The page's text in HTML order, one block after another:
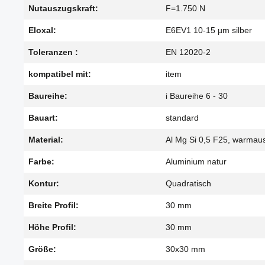
Nutauszugskraft: F=1.750 N
Eloxal: E6EV1 10-15 µm silber
Toleranzen : EN 12020-2
kompatibel mit: item
Baureihe: i Baureihe 6 - 30
Bauart: standard
Material: Al Mg Si 0,5 F25,
Farbe: Aluminium natur
Kontur: Quadratisch
Breite Profil: 30 mm
Höhe Profil: 30 mm
Größe: 30x30 mm